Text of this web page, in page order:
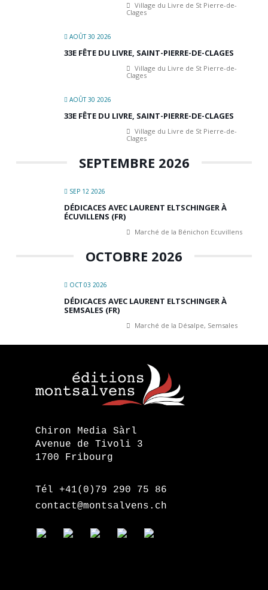
Village du Livre de St Pierre-de-
Clages
AOÛT 30 2026
33E FÊTE DU LIVRE, SAINT-PIERRE-DE-CLAGES
Village du Livre de St Pierre-de-
Clages
AOÛT 30 2026
33E FÊTE DU LIVRE, SAINT-PIERRE-DE-CLAGES
Village du Livre de St Pierre-de-
Clages
SEPTEMBRE 2026
SEP 12 2026
DÉDICACES AVEC LAURENT ELTSCHINGER À
ÉCUVILLENS (FR)
Marché de la Bénichon Ecuvillens
OCTOBRE 2026
OCT 03 2026
DÉDICACES AVEC LAURENT ELTSCHINGER À
SEMSALES (FR)
Marché de la Désalpe, Semsales
Chiron Media Sàrl
Avenue de Tivoli 3
1700 Fribourg
Tél +41(0)79 290 75 86
contact@montsalvens.ch